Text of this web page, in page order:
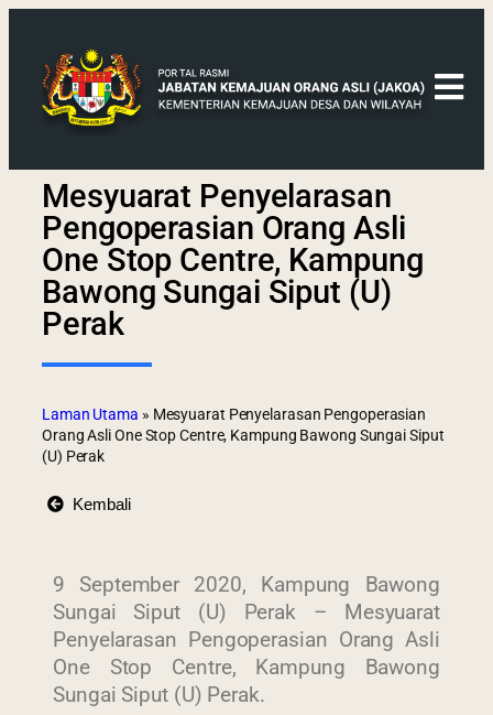
Mesyuarat Penyelarasan
Pengoperasian Orang Asli
One Stop Centre, Kampung
Bawong Sungai Siput (U)
Perak
Laman Utama » Mesyuarat Penyelarasan Pengoperasian
Orang Asli One Stop Centre, Kampung Bawong Sungai Siput
(U) Perak
Kembali
9 September 2020, Kampung Bawong
Sungai Siput (U) Perak – Mesyuarat
Penyelarasan Pengoperasian Orang Asli
One Stop Centre, Kampung Bawong
Sungai Siput (U) Perak.